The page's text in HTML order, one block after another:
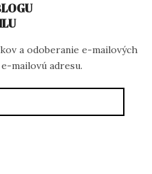
a odoberanie e-mailových
mailovú adresu.